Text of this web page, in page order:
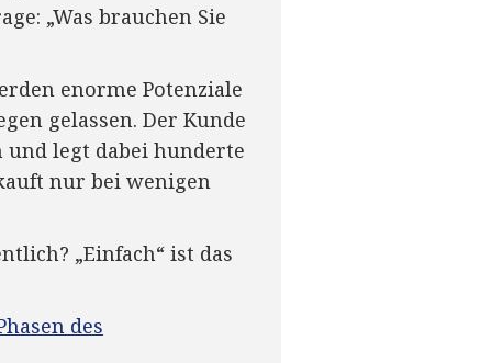
„Was brauchen Sie
enorme Potenziale
gelassen. Der Kunde
legt dabei hunderte
nur bei wenigen
„Einfach“ ist das
des